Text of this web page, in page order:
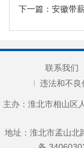
下一篇： 安徽带
联系我们
违法和不良
主办：淮北市相山区
地址：淮北市孟山北